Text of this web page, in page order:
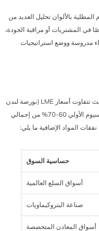
بالألوان تحليل العديد من
في المشتريات أو مراقبة الجودة،
مدروسة ووضع استراتيجيات
يُظهر سوق الألومنيوم تقلبات سعرية كبيرة، حيث تتفاوت أسعار LME (بورصة لندن
للمعادن) بنسبة 15-25% سنويًا. ويشكل الألومنيوم الأولي 60-70% من إجمالي
المواد الإضافية ما يلي:
حساسية السوق
أسواق السلع العالمية
صناعة البتروكيماويات
أسواق المعادن المتخصصة